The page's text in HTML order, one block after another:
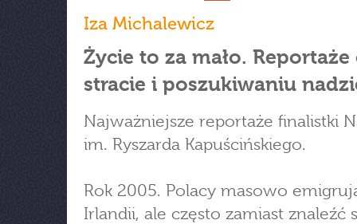
Iza Michalewicz
Życie to za mało. Reportaże
stracie i poszukiwaniu
Najważniejsze reportaże finalistki
im. Ryszarda Kapuścińskiego.
Rok 2005. Polacy masowo
Irlandii, ale często zamiast znaleźć